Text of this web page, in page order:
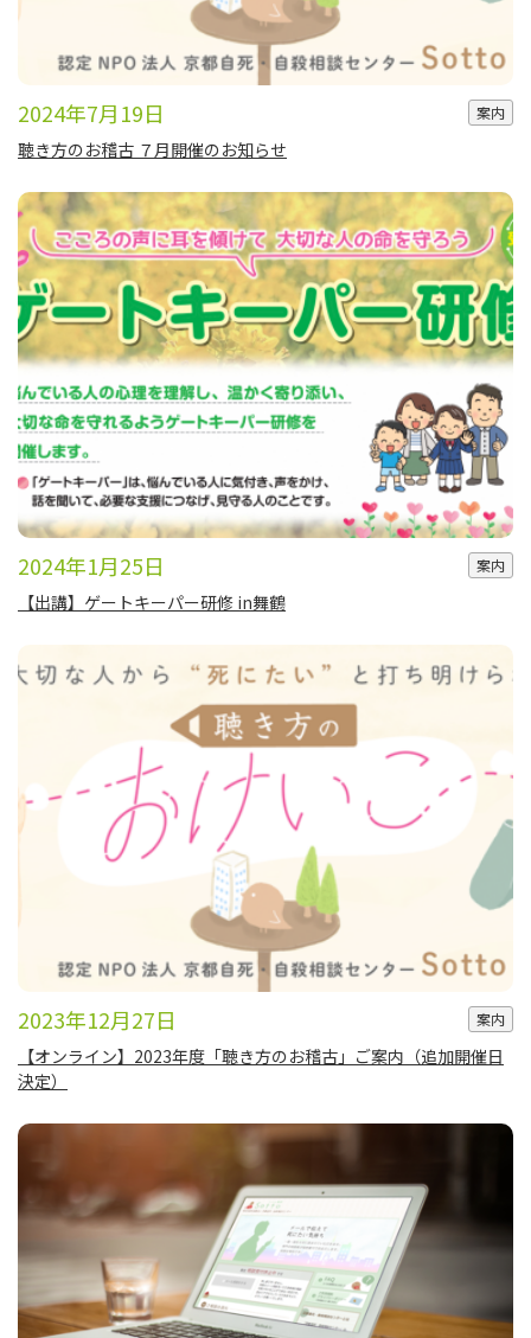
2024年7月19日 案内
聴き方のお稽古 ７月開催のお知らせ
2024年1月25日 案内
【出講】ゲートキーパー研修 in舞鶴
2023年12月27日 案内
【オンライン】2023年度「聴き方のお稽古」ご案内（追加開催日
決定）